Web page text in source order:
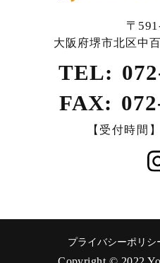
〒
大阪府堺市北区中
TEL:
FAX:
【受付時間】
プライバシーポリシ